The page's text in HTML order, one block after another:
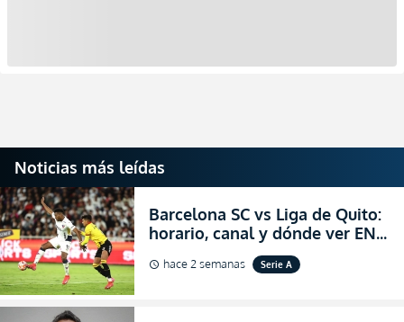
Noticias más leídas
Barcelona SC vs Liga de Quito:
horario, canal y dónde ver EN
VIVO la Fecha 22 de la LigaPro
2026
schedule hace 2 semanas Serie A